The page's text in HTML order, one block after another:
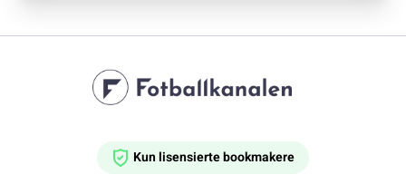
Kun lisensierte bookmakere